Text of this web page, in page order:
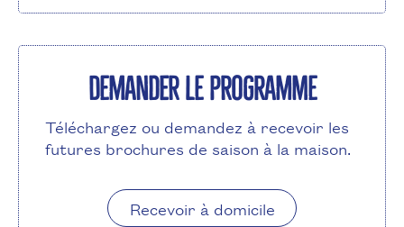
Demander le programme
Téléchargez ou demandez à recevoir les
futures brochures de saison à la maison.
Recevoir à domicile